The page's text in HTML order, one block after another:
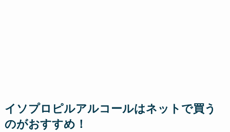
イソプロピルアルコールはネットで買う
のがおすすめ！